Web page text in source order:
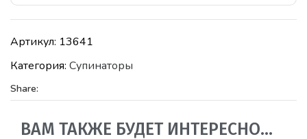
Артикул: 13641
Категория: Супинаторы
Share:
ВАМ ТАКЖЕ БУДЕТ ИНТЕРЕСНО…